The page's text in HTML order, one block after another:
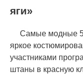
яги»
Самые модные
яркое
участниками
штаны в красную